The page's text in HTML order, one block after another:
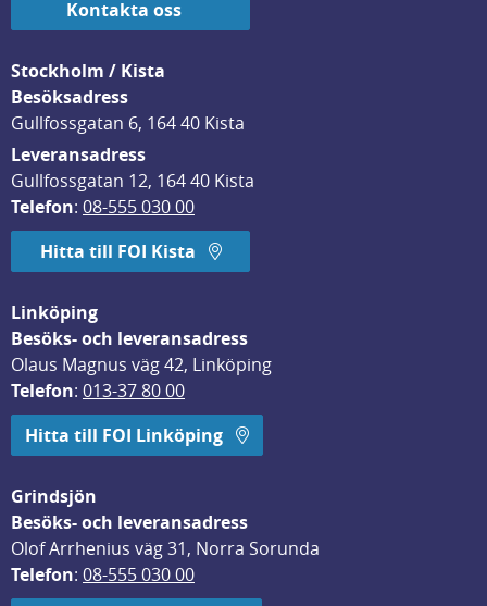
Kontakta oss
Stockholm / Kista
Besöksadress
Gullfossgatan 6, 164 40 Kista
Leveransadress
Gullfossgatan 12, 164 40 Kista
Telefon: 08-555 030 00
Hitta till FOI Kista
Linköping
Besöks- och leveransadress
Olaus Magnus väg 42, Linköping
Telefon: 013-37 80 00
Hitta till FOI Linköping
Grindsjön
Besöks- och leveransadress
Olof Arrhenius väg 31, Norra Sorunda
Telefon: 08-555 030 00